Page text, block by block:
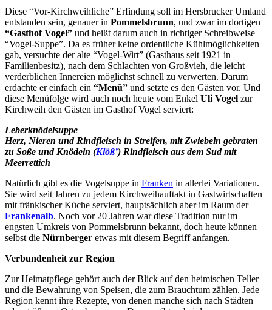
Diese “Vor-Kirchweihliche” Erfindung soll im Hersbrucker Umland
entstanden sein, genauer in Pommelsbrunn, und zwar im dortigen
“Gasthof Vogel” und heißt darum auch in richtiger Schreibweise
“Vogel-Suppe”. Da es früher keine ordentliche Kühlmöglichkeiten
gab, versuchte der alte “Vogel-Wirt” (Gasthaus seit 1921 in
Familienbesitz), nach dem Schlachten von Großvieh, die leicht
verderblichen Innereien möglichst schnell zu verwerten. Darum
erdachte er einfach ein “Menü” und setzte es den Gästen vor. Und
diese Menüfolge wird auch noch heute vom Enkel Uli Vogel zur
Kirchweih den Gästen im Gasthof Vogel serviert:
Leberknödelsuppe
Herz, Nieren und Rindfleisch in Streifen, mit Zwiebeln gebraten
zu Soße und Knödeln (Klöß’) Rindfleisch aus dem Sud mit
Meerrettich
Natürlich gibt es die Vogelsuppe in Franken in allerlei Variationen.
Sie wird seit Jahren zu jedem Kirchweihauftakt in Gastwirtschaften
mit fränkischer Küche serviert, hauptsächlich aber im Raum der
Frankenalb. Noch vor 20 Jahren war diese Tradition nur im
engsten Umkreis von Pommelsbrunn bekannt, doch heute können
selbst die Nürnberger etwas mit diesem Begriff anfangen.
Verbundenheit zur Region
Zur Heimatpflege gehört auch der Blick auf den heimischen Teller
und die Bewahrung von Speisen, die zum Brauchtum zählen. Jede
Region kennt ihre Rezepte, von denen manche sich nach Städten